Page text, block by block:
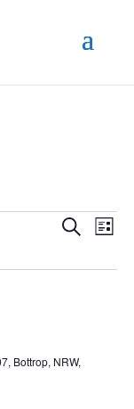
Suche
Liste
Bottrop, NRW,